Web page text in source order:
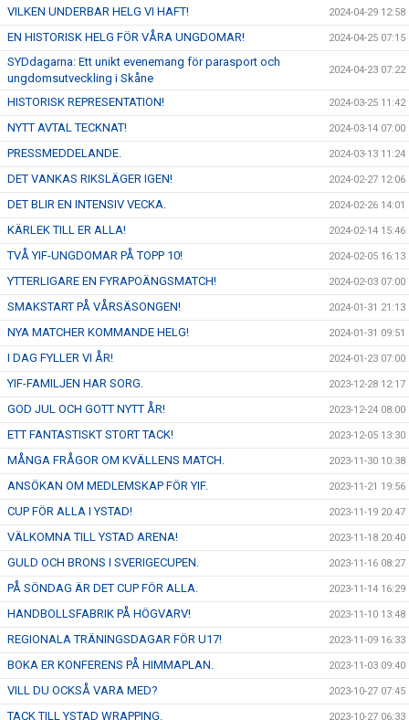
VILKEN UNDERBAR HELG VI HAFT! 2024-04-29 12:58
EN HISTORISK HELG FÖR VÅRA UNGDOMAR! 2024-04-25 07:15
SYDdagarna: Ett unikt evenemang för parasport och
ungdomsutveckling i Skåne
2024-04-23 07:22
HISTORISK REPRESENTATION! 2024-03-25 11:42
NYTT AVTAL TECKNAT! 2024-03-14 07:00
PRESSMEDDELANDE. 2024-03-13 11:24
DET VANKAS RIKSLÄGER IGEN! 2024-02-27 12:06
DET BLIR EN INTENSIV VECKA. 2024-02-26 14:01
KÄRLEK TILL ER ALLA! 2024-02-14 15:46
TVÅ YIF-UNGDOMAR PÅ TOPP 10! 2024-02-05 16:13
YTTERLIGARE EN FYRAPOÄNGSMATCH! 2024-02-03 07:00
SMAKSTART PÅ VÅRSÄSONGEN! 2024-01-31 21:13
NYA MATCHER KOMMANDE HELG! 2024-01-31 09:51
I DAG FYLLER VI ÅR! 2024-01-23 07:00
YIF-FAMILJEN HAR SORG. 2023-12-28 12:17
GOD JUL OCH GOTT NYTT ÅR! 2023-12-24 08:00
ETT FANTASTISKT STORT TACK! 2023-12-05 13:30
MÅNGA FRÅGOR OM KVÄLLENS MATCH. 2023-11-30 10:38
ANSÖKAN OM MEDLEMSKAP FÖR YIF. 2023-11-21 19:56
CUP FÖR ALLA I YSTAD! 2023-11-19 20:47
VÄLKOMNA TILL YSTAD ARENA! 2023-11-18 20:40
GULD OCH BRONS I SVERIGECUPEN. 2023-11-16 08:27
PÅ SÖNDAG ÄR DET CUP FÖR ALLA. 2023-11-14 16:29
HANDBOLLSFABRIK PÅ HÖGVARV! 2023-11-10 13:48
REGIONALA TRÄNINGSDAGAR FÖR U17! 2023-11-09 16:33
BOKA ER KONFERENS PÅ HIMMAPLAN. 2023-11-03 09:40
VILL DU OCKSÅ VARA MED? 2023-10-27 07:45
TACK TILL YSTAD WRAPPING. 2023-10-27 06:33